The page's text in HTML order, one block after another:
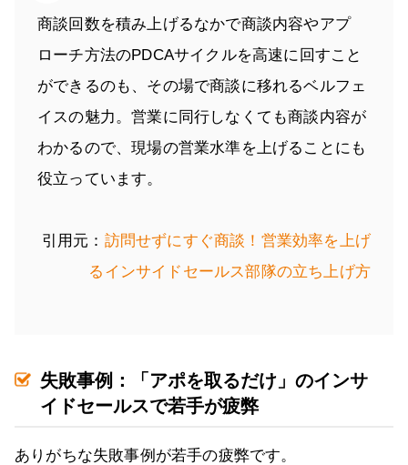
商談回数を積み上げるなかで商談内容やアプ
ローチ方法のPDCAサイクルを高速に回すこと
ができるのも、その場で商談に移れるベルフェ
イスの魅力。営業に同行しなくても商談内容が
わかるので、現場の営業水準を上げることにも
役立っています。
引用元： 訪問せずにすぐ商談！営業効率を上げ
るインサイドセールス部隊の立ち上げ方
失敗事例：「アポを取るだけ」のインサ
イドセールスで若手が疲弊
ありがちな失敗事例が若手の疲弊です。